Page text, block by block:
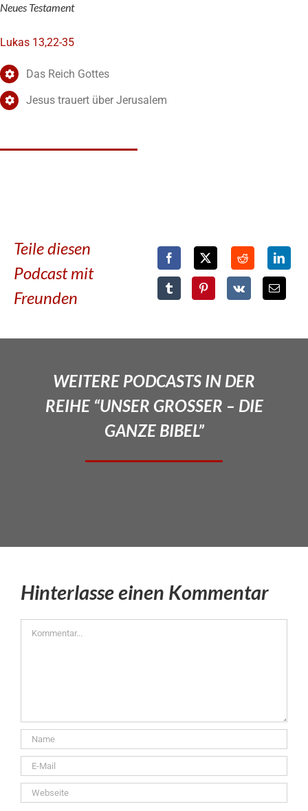
Neues Testament
Lukas 13,22-35
Das Reich Gottes
Jesus trauert über Jerusalem
Teile diesen
Podcast mit
Freunden
WEITERE PODCASTS IN DER
REIHE “UNSER GROSSER – DIE
GANZE BIBEL”
Hinterlasse einen Kommentar